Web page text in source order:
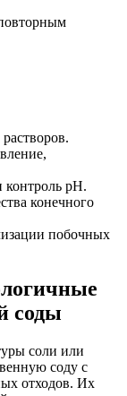
контроль pH.
конечного
побочных
соды
соли или
соду с
отходов. Их